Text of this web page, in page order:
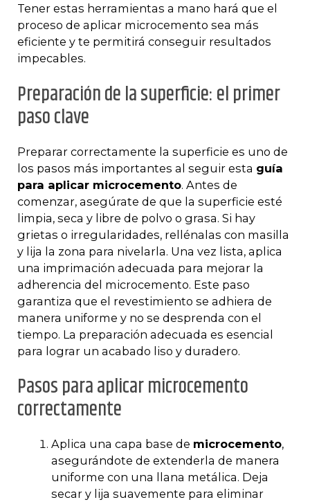
Tener estas herramientas a mano hará que el
proceso de aplicar microcemento sea más
eficiente y te permitirá conseguir resultados
impecables.
Preparación de la superficie: el primer
paso clave
Preparar correctamente la superficie es uno de
los pasos más importantes al seguir esta guía
para aplicar microcemento. Antes de
comenzar, asegúrate de que la superficie esté
limpia, seca y libre de polvo o grasa. Si hay
grietas o irregularidades, rellénalas con masilla
y lija la zona para nivelarla. Una vez lista, aplica
una imprimación adecuada para mejorar la
adherencia del microcemento. Este paso
garantiza que el revestimiento se adhiera de
manera uniforme y no se desprenda con el
tiempo. La preparación adecuada es esencial
para lograr un acabado liso y duradero.
Pasos para aplicar microcemento
correctamente
Aplica una capa base de microcemento,
asegurándote de extenderla de manera
uniforme con una llana metálica. Deja
secar y lija suavemente para eliminar